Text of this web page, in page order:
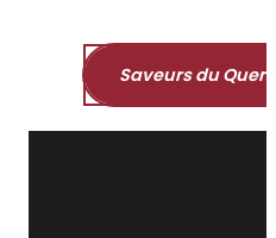
Saveurs du